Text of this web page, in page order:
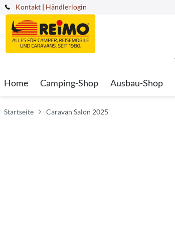
Kontakt | Händlerlogin
Home Camping-Shop Ausbau-Shop
Startseite Caravan Salon 2025